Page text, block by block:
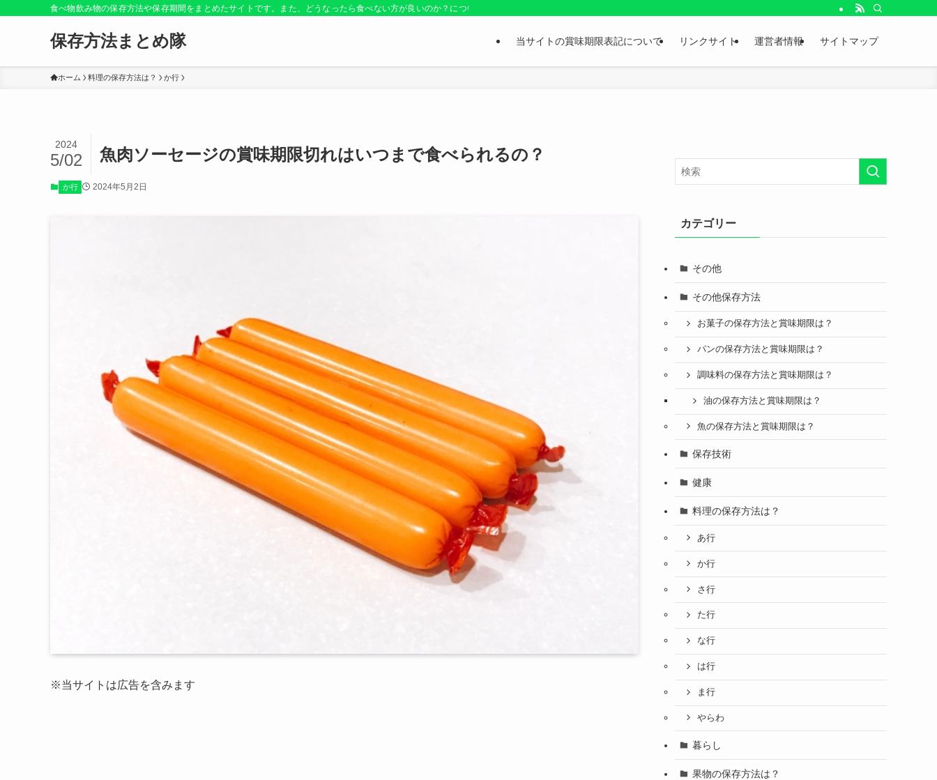
食べ物飲み物の保存方法や保存期間をまとめたサイトです。また、どうなったら食べない方が良いのか？についても紹介しているお役立ちサイトです。
保存方法まとめ隊 当サイトの賞味期限表記について リンクサイト 運営者情報 サイトマップ
ホーム 料理の保存方法は？ か行
魚肉ソーセージの賞味期限切れはいつまで食べられるの？
2024
5/02
か行 2024年5月2日
※当サイトは広告を含みます
カテゴリー
その他
その他保存方法
お菓子の保存方法と賞味期限は？
パンの保存方法と賞味期限は？
調味料の保存方法と賞味期限は？
油の保存方法と賞味期限は？
魚の保存方法と賞味期限は？
保存技術
健康
料理の保存方法は？
あ行
か行
さ行
た行
な行
は行
ま行
やらわ
暮らし
果物の保存方法は？